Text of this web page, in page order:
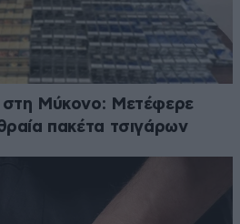
Μύκονο: Μετέφερε
πακέτα τσιγάρων